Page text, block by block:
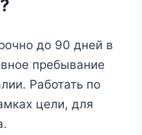
до 90 дней в
пребывание
Работать по
цели, для